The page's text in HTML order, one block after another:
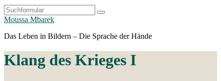
Search
Moussa Mbarek
Das Leben in Bildern – Die Sprache der Hände
Klang des Krieges I